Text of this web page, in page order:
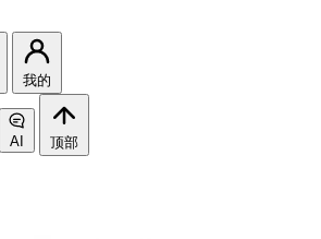
我的
AI 顶部